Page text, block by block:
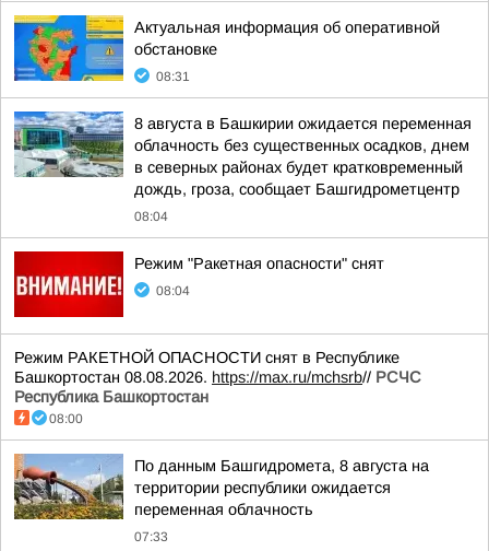
Актуальная информация об оперативной
обстановке
08:31
8 августа в Башкирии ожидается переменная
облачность без существенных осадков, днем
в северных районах будет кратковременный
дождь, гроза, сообщает Башгидрометцентр
08:04
Режим "Ракетная опасности" снят
08:04
Режим РАКЕТНОЙ ОПАСНОСТИ снят в Республике
Башкортостан 08.08.2026. https://max.ru/mchsrb// РСЧС
Республика Башкортостан
08:00
По данным Башгидромета, 8 августа на
территории республики ожидается
переменная облачность
07:33